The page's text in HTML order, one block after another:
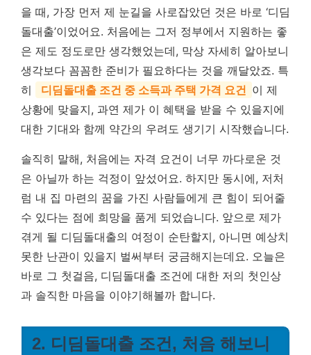
을 때, 가장 먼저 제 눈길을 사로잡았던 것은 바로 ‘디딤
돌대출’이었어요. 처음에는 그저 정부에서 지원하는 좋
은 제도 정도로만 생각했었는데, 막상 자세히 알아보니
생각보다 꼼꼼한 준비가 필요하다는 것을 깨달았죠. 특
히
디딤돌대출 조건 중 소득과 주택 가격 요건 이 제
상황에 맞을지, 과연 제가 이 혜택을 받을 수 있을지에
대한 기대와 함께 약간의 우려도 생기기 시작했습니다.
솔직히 말해, 처음에는 자격 요건이 너무 까다로운 것
은 아닐까 하는 걱정이 앞섰어요. 하지만 동시에, 저처
럼 내 집 마련의 꿈을 가진 사람들에게 큰 힘이 되어줄
수 있다는 점에 희망을 품게 되었습니다. 앞으로 제가
겪게 될 디딤돌대출의 여정이 순탄할지, 아니면 예상치
못한 난관이 있을지 벌써부터 궁금해지는데요. 오늘은
바로 그 첫걸음, 디딤돌대출 조건에 대한 저의 첫인상
과 솔직한 마음을 이야기해볼까 합니다.
2. 디딤돌대출 조건, 처음 해보니